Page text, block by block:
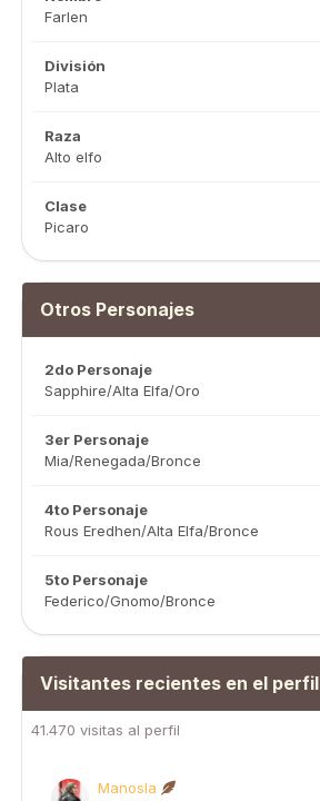
Farlen
División
Plata
Raza
Alto elfo
Clase
Picaro
Otros Personajes
2do Personaje
Sapphire/Alta Elfa/Oro
3er Personaje
Mia/Renegada/Bronce
4to Personaje
Rous Eredhen/Alta Elfa/Bronce
5to Personaje
Federico/Gnomo/Bronce
Visitantes recientes en el perfil
41.470 visitas al perfil
Manosla